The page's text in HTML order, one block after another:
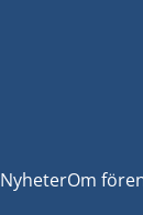
NyheterOm